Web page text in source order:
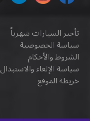
تأجير السيارات شهرياً
سياسة الخصوصية
الشروط والأحكام
سياسة الإلغاء والاستبدال
خريطة الموقع